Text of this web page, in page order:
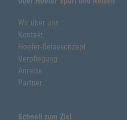
Wir über uns
Kontakt
Hoefer-Reisekonzept
Verpflegung
Anreise
Partner
Schnell zum Ziel